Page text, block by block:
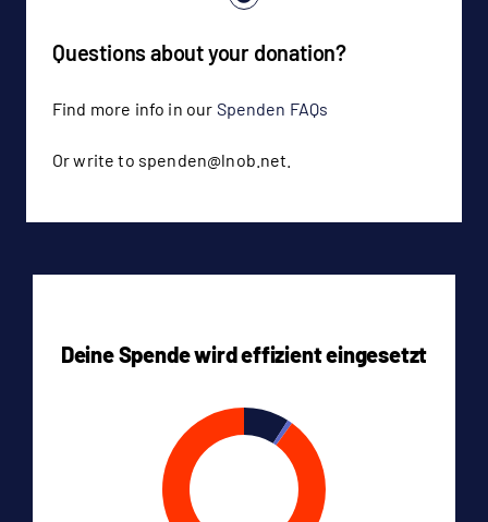
Questions about your donation?
Find more info in our Spenden FAQs
Or write to spenden@lnob.net.
Deine Spende wird effizient eingesetzt